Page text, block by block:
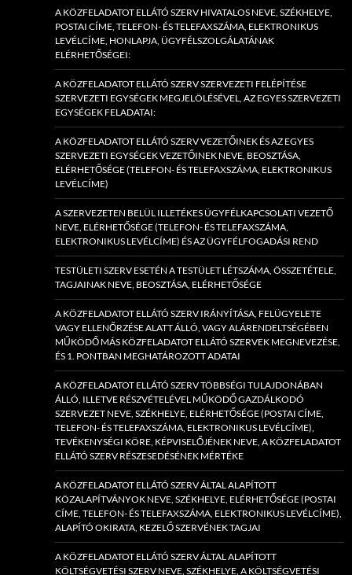
A KÖZFELADATOT ELLÁTÓ SZERV HIVATALOS NEVE, SZÉKHELYE,
POSTAI CÍME, TELEFON- ÉS TELEFAXSZÁMA, ELEKTRONIKUS
LEVÉLCÍME, HONLAPJA, ÜGYFÉLSZOLGÁLATÁNAK
ELÉRHETŐSÉGEI:
A KÖZFELADATOT ELLÁTÓ SZERV SZERVEZETI FELÉPÍTÉSE
SZERVEZETI EGYSÉGEK MEGJELÖLÉSÉVEL, AZ EGYES SZERVEZETI
EGYSÉGEK FELADATAI:
A KÖZFELADATOT ELLÁTÓ SZERV VEZETŐINEK ÉS AZ EGYES
SZERVEZETI EGYSÉGEK VEZETŐINEK NEVE, BEOSZTÁSA,
ELÉRHETŐSÉGE (TELEFON- ÉS TELEFAXSZÁMA, ELEKTRONIKUS
LEVÉLCÍME)
A SZERVEZETEN BELÜL ILLETÉKES ÜGYFÉLKAPCSOLATI VEZETŐ
NEVE, ELÉRHETŐSÉGE (TELEFON- ÉS TELEFAXSZÁMA,
ELEKTRONIKUS LEVÉLCÍME) ÉS AZ ÜGYFÉLFOGADÁSI REND
TESTÜLETI SZERV ESETÉN A TESTÜLET LÉTSZÁMA, ÖSSZETÉTELE,
TAGJAINAK NEVE, BEOSZTÁSA, ELÉRHETŐSÉGE
A KÖZFELADATOT ELLÁTÓ SZERV IRÁNYÍTÁSA, FELÜGYELETE
VAGY ELLENŐRZÉSE ALATT ÁLLÓ, VAGY ALÁRENDELTSÉGÉBEN
MŰKÖDŐ MÁS KÖZFELADATOT ELLÁTÓ SZERVEK MEGNEVEZÉSE,
ÉS 1. PONTBAN MEGHATÁROZOTT ADATAI
A KÖZFELADATOT ELLÁTÓ SZERV TÖBBSÉGI TULAJDONÁBAN
ÁLLÓ, ILLETVE RÉSZVÉTELÉVEL MŰKÖDŐ GAZDÁLKODÓ
SZERVEZET NEVE, SZÉKHELYE, ELÉRHETŐSÉGE (POSTAI CÍME,
TELEFON- ÉS TELEFAXSZÁMA, ELEKTRONIKUS LEVÉLCÍME),
TEVÉKENYSÉGI KÖRE, KÉPVISELŐJÉNEK NEVE, A KÖZFELADATOT
ELLÁTÓ SZERV RÉSZESEDÉSÉNEK MÉRTÉKE
A KÖZFELADATOT ELLÁTÓ SZERV ÁLTAL ALAPÍTOTT
KÖZALAPÍTVÁNYOK NEVE, SZÉKHELYE, ELÉRHETŐSÉGE (POSTAI
CÍME, TELEFON- ÉS TELEFAXSZÁMA, ELEKTRONIKUS LEVÉLCÍME),
ALAPÍTÓ OKIRATA, KEZELŐ SZERVÉNEK TAGJAI
A KÖZFELADATOT ELLÁTÓ SZERV ÁLTAL ALAPÍTOTT
KÖLTSÉGVETÉSI SZERV NEVE, SZÉKHELYE, A KÖLTSÉGVETÉSI